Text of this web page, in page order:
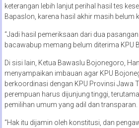
keterangan lebih lanjut perihal hasil tes
Bapaslon, karena hasil akhir masih belum
“Jadi hasil pemeriksaan dari dua
bacawabup memang belum diterima KPU
Di sisi lain, Ketua Bawaslu Bojonegoro,
menyampaikan imbauan agar KPU
berkoordinasi dengan KPU Provinsi Jawa
perempuan harus dijunjung tinggi,
pemilihan umum yang adil dan transparan.
“Hak itu dijamin oleh konstitusi, dan